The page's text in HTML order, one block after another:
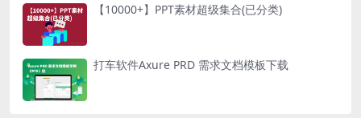
【10000+】PPT素材超级集合(已分类)
打车软件Axure PRD 需求文档模板下载